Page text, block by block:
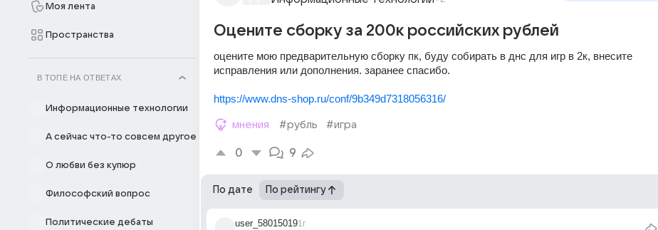
Моя лента
Пространства
В ТОПЕ НА ОТВЕТАХ
Информационные технологии
А сейчас что-то совсем другое
О любви без купюр
Философский вопрос
Политические дебаты
Оцените сборку за 200к российских рублей
оцените мою предварительную сборку пк, буду собирать в днс для игр в 2к, внесите
исправления или дополнения. заранее спасибо.
https://www.dns-shop.ru/conf/9b349d7318056316/
мнения #рубль #игра
0 9
По дате По рейтингу
user_580150191г